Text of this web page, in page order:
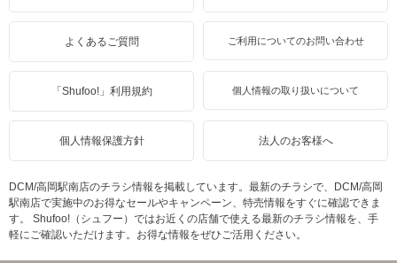
よくあるご質問 ご利用についてのお問い合わせ
「Shufoo!」利用規約 個人情報の取り扱いについて
個人情報保護方針 法人のお客様へ
DCM/高岡駅南店のチラシ情報を掲載しています。最新のチラシで、DCM/高岡
駅南店で実施中のお得なセールやキャンペーン、特売情報をすぐに確認できま
す。 Shufoo!（シュフー）ではお近くの店舗で使える最新のチラシ情報を、手
軽にご確認いただけます。お得な情報をぜひご活用ください。